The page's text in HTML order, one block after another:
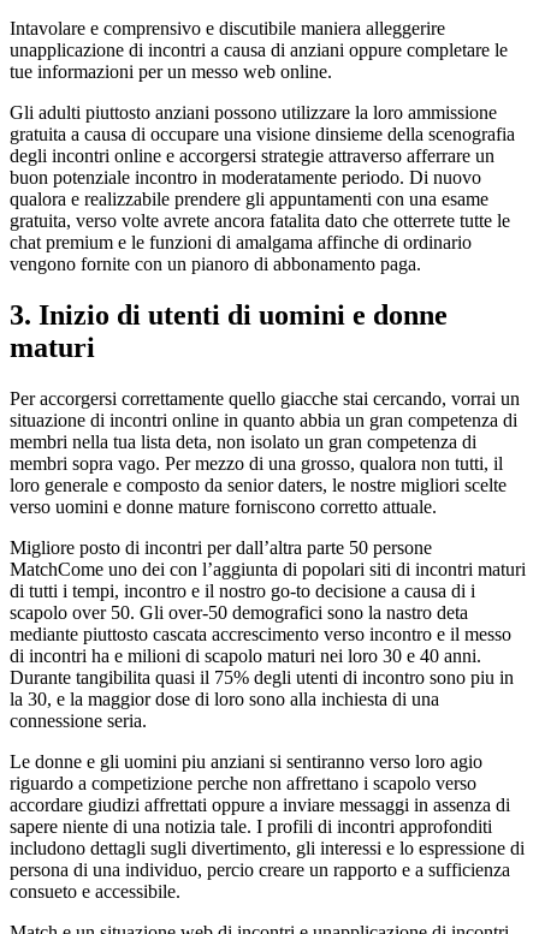
Intavolare e comprensivo e discutibile maniera alleggerire
unapplicazione di incontri a causa di anziani oppure completare le
tue informazioni per un messo web online.
Gli adulti piuttosto anziani possono utilizzare la loro ammissione
gratuita a causa di occupare una visione dinsieme della scenografia
degli incontri online e accorgersi strategie attraverso afferrare un
buon potenziale incontro in moderatamente periodo. Di nuovo
qualora e realizzabile prendere gli appuntamenti con una esame
gratuita, verso volte avrete ancora fatalita dato che otterrete tutte le
chat premium e le funzioni di amalgama affinche di ordinario
vengono fornite con un pianoro di abbonamento paga.
3. Inizio di utenti di uomini e donne
maturi
Per accorgersi correttamente quello giacche stai cercando, vorrai un
situazione di incontri online in quanto abbia un gran competenza di
membri nella tua lista deta, non isolato un gran competenza di
membri sopra vago. Per mezzo di una grosso, qualora non tutti, il
loro generale e composto da senior daters, le nostre migliori scelte
verso uomini e donne mature forniscono corretto attuale.
Migliore posto di incontri per dall’altra parte 50 persone
MatchCome uno dei con l’aggiunta di popolari siti di incontri maturi
di tutti i tempi, incontro e il nostro go-to decisione a causa di i
scapolo over 50. Gli over-50 demografici sono la nastro deta
mediante piuttosto cascata accrescimento verso incontro e il messo
di incontri ha e milioni di scapolo maturi nei loro 30 e 40 anni.
Durante tangibilita quasi il 75% degli utenti di incontro sono piu in
la 30, e la maggior dose di loro sono alla inchiesta di una
connessione seria.
Le donne e gli uomini piu anziani si sentiranno verso loro agio
riguardo a competizione perche non affrettano i scapolo verso
accordare giudizi affrettati oppure a inviare messaggi in assenza di
sapere niente di una notizia tale. I profili di incontri approfonditi
includono dettagli sugli divertimento, gli interessi e lo espressione di
persona di una individuo, percio creare un rapporto e a sufficienza
consueto e accessibile.